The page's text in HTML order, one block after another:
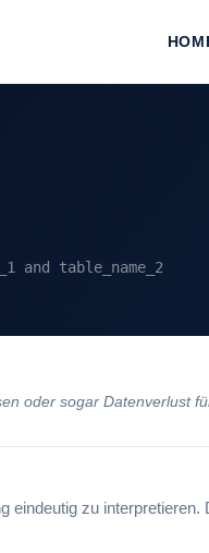
and table_name_2
oder sogar Datenverlust
zu